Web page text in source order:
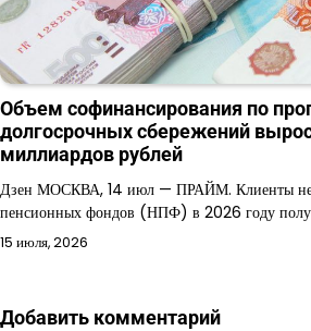
Объем софинансирования по
долгосрочных сбережений
миллиардов рублей
Дзен МОСКВА, 14 июл — ПРАЙМ. Клиенты
пенсионных фондов (НПФ) в 2026 году
15 июля, 2026
Добавить комментарий